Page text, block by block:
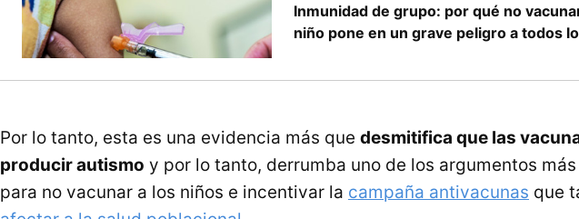
Inmunidad de grupo: por qué no
niño pone en un grave peligro a todos
Por lo tanto, esta es una evidencia más que desmitifica que las
producir autismo y por lo tanto, derrumba uno de los argumentos
para no vacunar a los niños e incentivar la campaña antivacunas que